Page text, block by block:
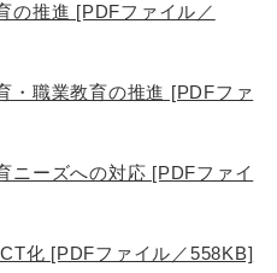
の推進 [PDFファイル／
・職業教育の推進 [PDFファ
ニーズへの対応 [PDFファイ
化 [PDFファイル／558KB]